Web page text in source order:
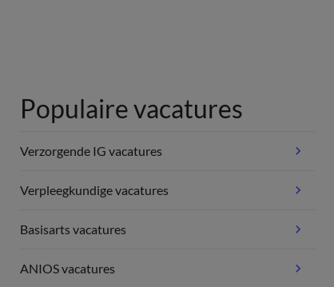
Populaire vacatures
Verzorgende IG vacatures
Verpleegkundige vacatures
Basisarts vacatures
ANIOS vacatures